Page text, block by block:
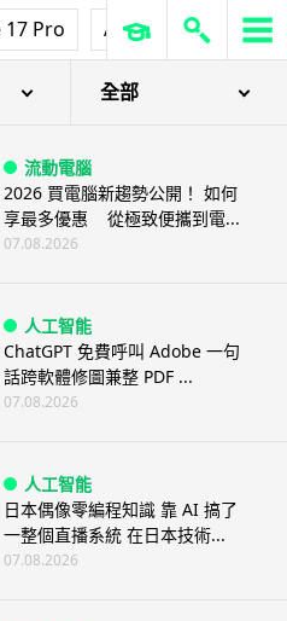
17 Pro AirPods Pro 3
全部
流動電腦
2026 買電腦新趨勢公開！ 如何
享最多優惠 從極致便攜到電...
07.08.2026
人工智能
ChatGPT 免費呼叫 Adobe 一句
話跨軟體修圖兼整 PDF ...
07.08.2026
人工智能
日本偶像零編程知識 靠 AI 搞了
一整個直播系統 在日本技術...
07.08.2026